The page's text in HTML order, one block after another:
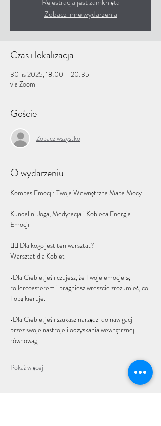
Zobacz inne wydarzenia
Czas i lokalizacja
30 lis 2025, 18:00 – 20:35
via Zoom
Goście
Zobacz wszystko
O wydarzeniu
Kompas Emocji: Twoja Wewnętrzna Mapa Mocy
Kundalini Joga, Medytacja i Kobieca Energia
Emocji
🧘‍♀️ Dla kogo jest ten warsztat?
Warsztat dla Kobiet
•Dla Ciebie, jeśli czujesz, że Twoje emocje są
rollercoasterem i pragniesz wreszcie zrozumieć, co
Tobą kieruje.
•Dla Ciebie, jeśli szukasz narzędzi do nawigacji
przez swoje nastroje i odzyskania wewnętrznej
równowagi.
Pokaż więcej